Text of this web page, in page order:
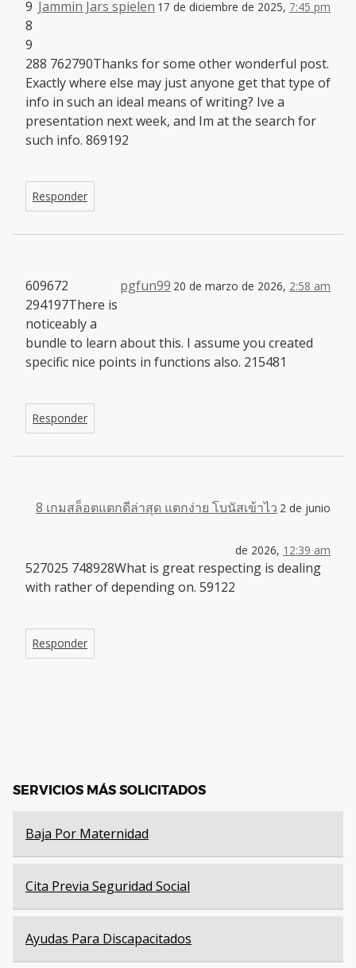
Jammin Jars spielen 17 de diciembre de 2025, 7:45 pm
9
8
9
288 762790Thanks for some other wonderful post.
Exactly where else may just anyone get that type of
info in such an ideal means of writing? Ive a
presentation next week, and Im at the search for
such info. 869192
Responder
pgfun99 20 de marzo de 2026, 2:58 am
609672
294197There is
noticeably a
bundle to learn about this. I assume you created
specific nice points in functions also. 215481
Responder
8 เกมสล็อตแตกดีล่าสุด แตกง่าย โบนัสเข้าไว 2 de junio
de 2026, 12:39 am
527025 748928What is great respecting is dealing
with rather of depending on. 59122
Responder
SERVICIOS MÁS SOLICITADOS
Baja Por Maternidad
Cita Previa Seguridad Social
Ayudas Para Discapacitados